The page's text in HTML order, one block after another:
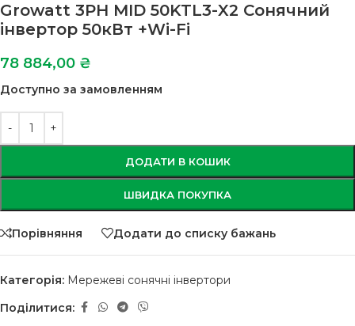
Growatt 3PH MID 50KTL3-X2 Сонячний
інвертор 50кВт +Wi-Fi
78 884,00 ₴
Доступно за замовленням
ДОДАТИ В КОШИК
ШВИДКА ПОКУПКА
Порівняння Додати до списку бажань
Категорія: Мережеві сонячні інвертори
Поділитися: